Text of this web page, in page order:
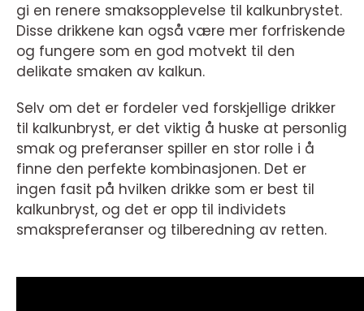
gi en renere smaksopplevelse til kalkunbrystet.
Disse drikkene kan også være mer forfriskende
og fungere som en god motvekt til den
delikate smaken av kalkun.
Selv om det er fordeler ved forskjellige drikker
til kalkunbryst, er det viktig å huske at personlig
smak og preferanser spiller en stor rolle i å
finne den perfekte kombinasjonen. Det er
ingen fasit på hvilken drikke som er best til
kalkunbryst, og det er opp til individets
smakspreferanser og tilberedning av retten.